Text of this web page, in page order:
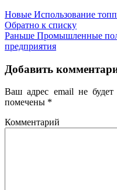
Новые Использование
Обратно к списку
Раньше Промышленные
предприятия
Добавить
Ваш адрес email не будет
помечены *